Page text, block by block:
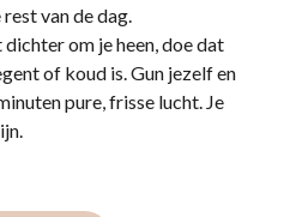
van de dag.
om je heen, doe dat
of koud is. Gun jezelf en
pure, frisse lucht. Je